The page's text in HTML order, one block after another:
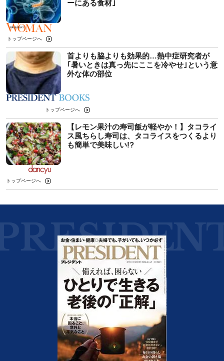
ーにある食材｣
トップページへ
首よりも脇よりも効果的…熱中症研究者が
｢暑いときは真っ先にここを冷やせ｣という意
外な体の部位
トップページへ
【レモン果汁の寿司飯が軽やか！】タコライ
ス風ちらし寿司は、タコライスをつくるより
も簡単で美味しい!?
トップページへ